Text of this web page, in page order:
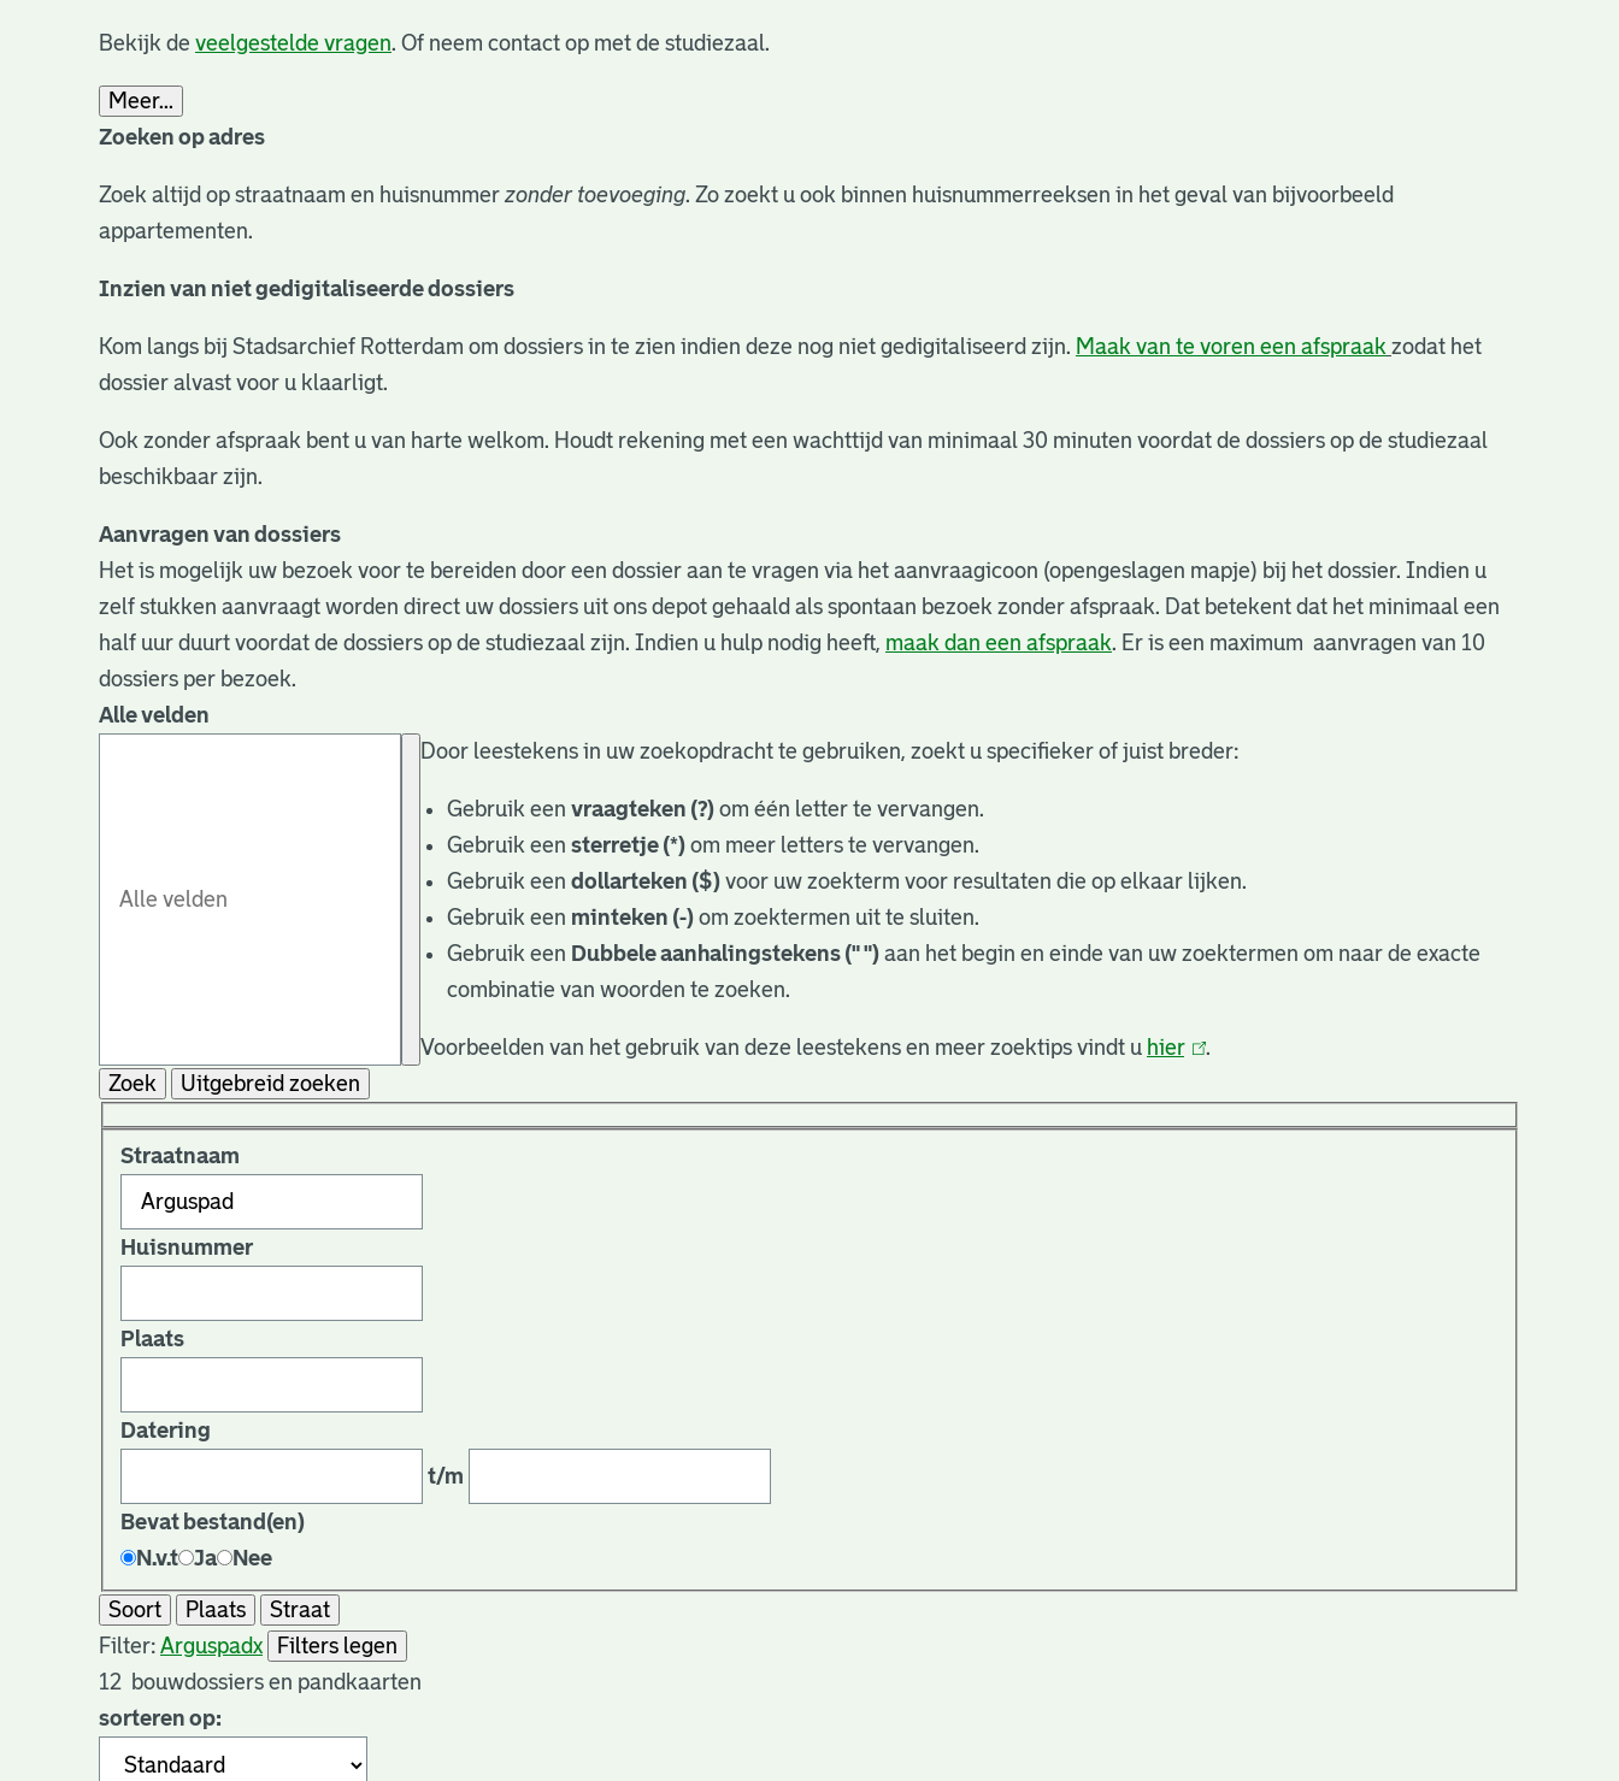
Bekijk de veelgestelde vragen. Of neem contact op met de studiezaal.
Meer...
Zoeken op adres
Zoek altijd op straatnaam en huisnummer zonder toevoeging. Zo zoekt u ook binnen huisnummerreeksen in het geval van bijvoorbeeld
appartementen.
Inzien van niet gedigitaliseerde dossiers
Kom langs bij Stadsarchief Rotterdam om dossiers in te zien indien deze nog niet gedigitaliseerd zijn. Maak van te voren een afspraak zodat het
dossier alvast voor u klaarligt.
Ook zonder afspraak bent u van harte welkom. Houdt rekening met een wachttijd van minimaal 30 minuten voordat de dossiers op de studiezaal
beschikbaar zijn.
Aanvragen van dossiers
Het is mogelijk uw bezoek voor te bereiden door een dossier aan te vragen via het aanvraagicoon (opengeslagen mapje) bij het dossier. Indien u
zelf stukken aanvraagt worden direct uw dossiers uit ons depot gehaald als spontaan bezoek zonder afspraak. Dat betekent dat het minimaal een
half uur duurt voordat de dossiers op de studiezaal zijn. Indien u hulp nodig heeft, maak dan een afspraak. Er is een maximum aanvragen van 10
dossiers per bezoek.
Alle velden
Door leestekens in uw zoekopdracht te gebruiken, zoekt u specifieker of juist breder:
Gebruik eenvraagteken (?) om één letter te vervangen.
Gebruik eensterretje (*) om meer letters te vervangen.
Gebruik eendollarteken ($) voor uw zoekterm voor resultaten die op elkaar lijken.
Gebruik een minteken (-) om zoektermen uit te sluiten.
Gebruik een Dubbele aanhalingstekens (" ") aan het begin en einde van uw zoektermen om naar de exacte
combinatie van woorden te zoeken.
Voorbeelden van het gebruik van deze leestekens en meer zoektips vindt u hier(link
extern)
.
Zoek
Uitgebreid zoeken
Straatnaam
Huisnummer
Plaats
Datering
t/m
Bevat bestand(en)
N.v.t
Ja Nee
Soort Plaats
Straat
Filter: Arguspadx
Filters legen
12 bouwdossiers en pandkaarten
sorteren op: